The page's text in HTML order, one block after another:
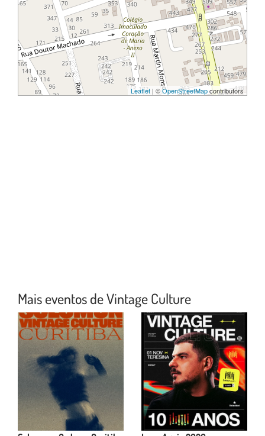
Leaflet | ©OpenStreetMapcontributors
Mais eventos de Vintage Culture